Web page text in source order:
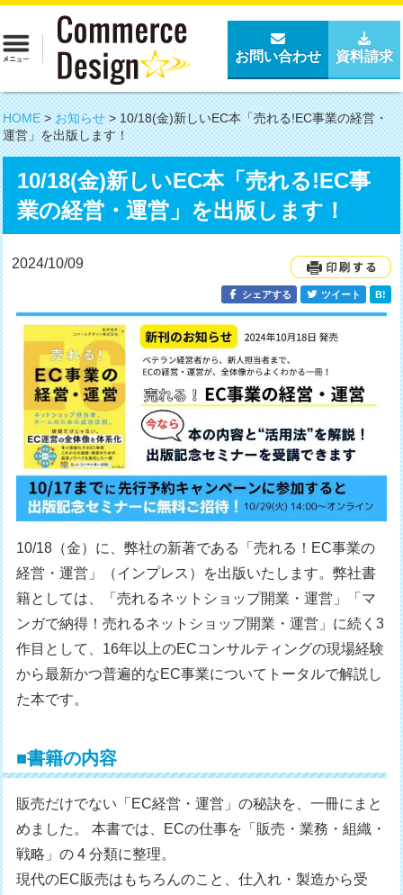
お問い合わせ 資料請求
HOME>お知らせ>10/18(金)新しいEC本「売れる!EC事業の経営・
運営」を出版します！
10/18(金)新しいEC本「売れる!EC事
業の経営・運営」を出版します！
2024/10/09
シェアする ツイート B!
10/18（金）に、弊社の新著である「売れる！EC事業の
経営・運営」（インプレス）を出版いたします。弊社書
籍としては、「売れるネットショップ開業・運営」「マ
ンガで納得！売れるネットショップ開業・運営」に続く3
作目として、16年以上のECコンサルティングの現場経験
から最新かつ普遍的なEC事業についてトータルで解説し
た本です。
■書籍の内容
販売だけでない「EC経営・運営」の秘訣を、一冊にまと
めました。 本書では、ECの仕事を「販売・業務・組織・
戦略」の 4 分類に整理。
現代のEC販売はもちろんのこと、仕入れ・製造から受